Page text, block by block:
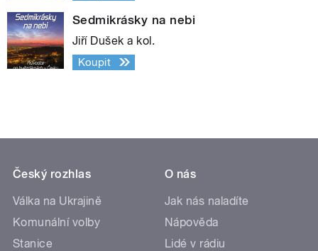
Sedmikrásky na nebi
Jiří Dušek a kol.
Koupit
Český rozhlas
Válka na Ukrajině
Komunální volby
Stanice
O nás
Jak nás naladíte
Nápověda
Lidé v rádiu